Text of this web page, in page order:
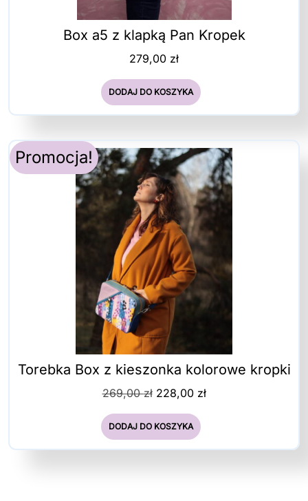
Box a5 z klapką Pan Kropek
279,00 zł
DODAJ DO KOSZYKA
Promocja!
Torebka Box z kieszonka kolorowe kropki
269,00zł Pierwotna
wynosiła:
269,00 zł.
228,00 złAktualna
DODAJ DO KOSZYKA